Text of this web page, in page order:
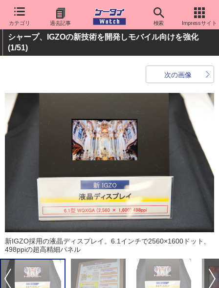
カテゴリ 過去記事 検索 Impressサイト
シャープ、IGZOの新技術を開発しモバイル向けを強化
(1/51)
次の画像
新IGZO採用の液晶ディスプレイ。6.1インチで2560×1600ドット、
498ppiの超高精細パネル